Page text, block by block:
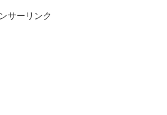
サーリンク